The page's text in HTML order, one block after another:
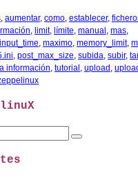
aumentar, como establecer,
limit, límite manual mas
maximo memory_limit,
post_max_size subida subir,
información tutorial upload